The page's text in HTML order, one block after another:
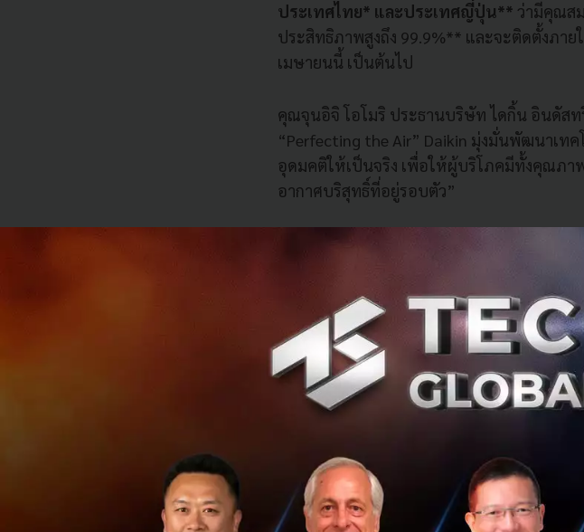
ประเทศไทย* และประเทศญี่ปุ่น** ว่ามีคุณส
ประสิทธิภาพสูงถึง 99.9%** และจะติดตั้งภา
เมษายนนี้ เป็นต้นไป
คุณจุนอิจิ โอโมริ ประธานบริษัท ไดกิ้น อินดัสท
“Perfecting the Air” Daikin มุ่งมั่นพัฒนาเท
อุดมคติให้เป็นจริง เพื่อให้ผู้บริโภคมีทั้งคุณภ
อากาศบริสุทธิ์ที่อยู่รอบตัว”
“ในฐานะแบรนด์ผู้นำในตลาดเครื่องปรับอาก
ความมั่นใจในการใช้ชีวิตของคนไทยให้มากขึ้
และค่าฝุ่น PM2.5 ก็หนาแน่นอย่างต่อเนื่อง ด้
รถไฟฟ้า ให้คนไทยทุกคนได้สัมผัสกับอากาศส